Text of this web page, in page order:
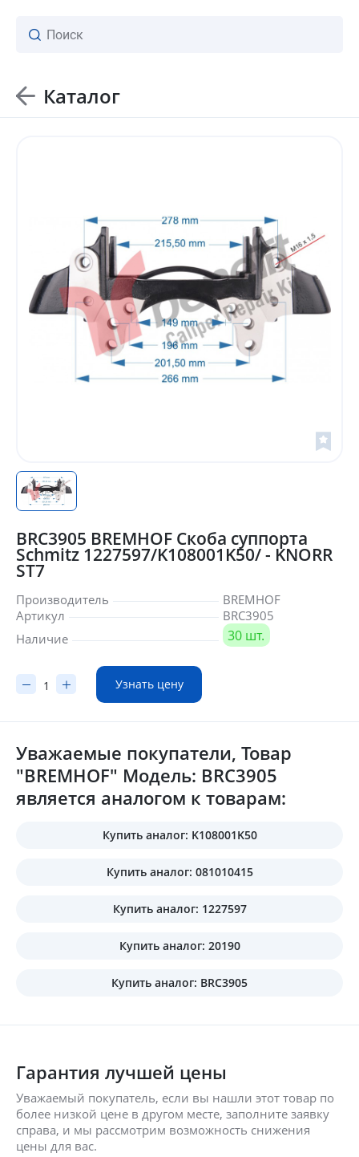
Каталог
BRC3905 BREMHOF Cкоба суппорта
Schmitz 1227597/K108001K50/ - KNORR
ST7
Производитель
BREMHOF
Артикул
BRC3905
Наличие
30 шт.
Узнать цену
Уважаемые покупатели, Товар
"BREMHOF" Модель: BRC3905
является аналогом к товарам:
Купить аналог: K108001K50
Купить аналог: 081010415
Купить аналог: 1227597
Купить аналог: 20190
Купить аналог: BRC3905
Гарантия лучшей цены
Уважаемый покупатель, если вы нашли этот товар по
более низкой цене в другом месте, заполните заявку
справа, и мы рассмотрим возможность снижения
цены для вас.